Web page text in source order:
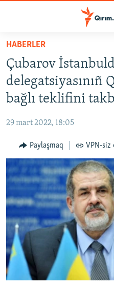
Esas
qaytmaq
Baş
navigatsiyağa
qaytmaq
Qıdıruvğa
HABERLER
SİYASET
İQTİSADİYAT
MEDENİYET
İNSAN AQLARI
VİDEO
SÜRET
BLOGLAR
FİKİR
Русский
Українською
HABERLER
Çubarov
delegatsiyasınıñ
bağlı teklifini
29 mart 2022, 18:05
Paylaşmaq VPN-siz